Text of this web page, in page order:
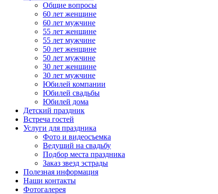
Общие вопросы
60 лет женщине
60 лет мужчине
55 лет женщине
55 лет мужчине
50 лет женщине
50 лет мужчине
30 лет женщине
30 лет мужчине
Юбилей компании
Юбилей свадьбы
Юбилей дома
Детский праздник
Встреча гостей
Услуги для праздника
Фото и видеосъемка
Ведущий на свадьбу
Подбор места праздника
Заказ звезд эстрады
Полезная информация
Наши контакты
Фотогалерея